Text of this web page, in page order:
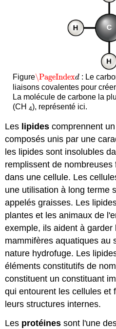
Figure\PageIndexd
\PageIndexd : Le
liaisons covalentes pour
La molécule de carbone la
(CH 4), représenté ici.
Les lipides comprennent
composés unis par une
les lipides sont insolubles
remplissent de
dans une cellule. Les
une utilisation à long terme
appelés graisses. Les
plantes et les animaux de
exemple, ils aident à garder
mammifères aquatiques au
nature hydrofuge. Les
éléments constitutifs de
constituent un constituant
qui entourent les cellules et
leurs structures internes.
Les protéines sont l'une